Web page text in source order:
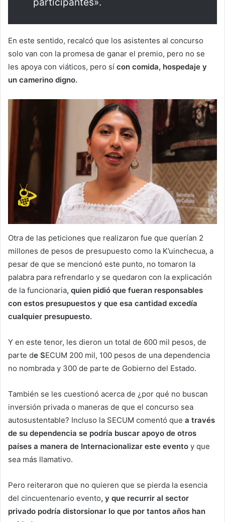
En este sentido, recalcó que los asistentes al concurso
solo van con la promesa de ganar el premio, pero no se
les apoya con viáticos, pero sí con comida, hospedaje y
un camerino digno.
Otra de las peticiones que realizaron fue que querían 2
millones de pesos de presupuesto como la K’uinchecua, a
pesar de que se mencionó este punto, no tomaron la
palabra para refrendarlo y se quedaron con la explicación
de la funcionaria, quien pidió que fueran responsables
con estos presupuestos y que esa cantidad excedía
cualquier presupuesto.
Y en este tenor, les dieron un total de 600 mil pesos, de
parte de SECUM 200 mil, 100 pesos de una dependencia
no nombrada y 300 de parte de Gobierno del Estado.
También se les cuestionó acerca de ¿por qué no buscan
inversión privada o maneras de que el concurso sea
autosustentable? Incluso la SECUM comentó que a través
de su dependencia se podría buscar apoyo de otros
países a manera de Internacionalizar este evento y que
sea más llamativo.
Pero reiteraron que no quieren que se pierda la esencia
del cincuentenario evento, y que recurrir al sector
privado podría distorsionar lo que por tantos años han